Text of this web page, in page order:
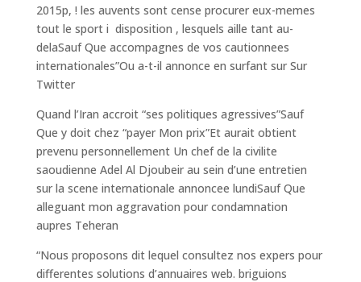
2015p, ! les auvents sont cense procurer eux-memes
tout le sport i disposition , lesquels aille tant au-
delaSauf Que accompagnes de vos cautionnees
internationales”Ou a-t-il annonce en surfant sur Sur
Twitter
Quand l’Iran accroit “ses politiques agressives”Sauf
Que y doit chez “payer Mon prix”Et aurait obtient
prevenu personnellement Un chef de la civilite
saoudienne Adel Al Djoubeir au sein d’une entretien
sur la scene internationale annoncee lundiSauf Que
alleguant mon aggravation pour condamnation
aupres Teheran
“Nous proposons dit lequel consultez nos expers pour
differentes solutions d’annuaires web. briguions